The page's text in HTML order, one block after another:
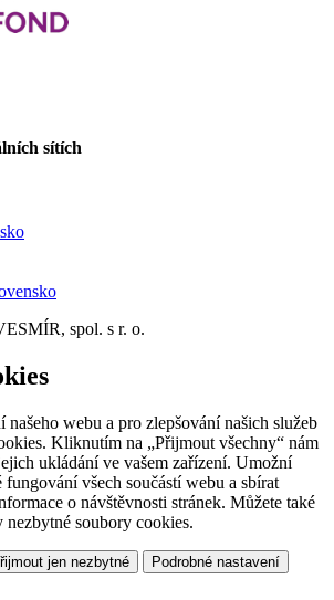
sítích
spol. s r. o.
našeho webu a pro zlepšování našich služeb
Kliknutím na „Přijmout všechny“ nám
ukládání ve vašem zařízení. Umožní
fungování všech součástí webu a sbírat
o návštěvnosti stránek. Můžete také
soubory cookies.
jen nezbytné Podrobné nastavení